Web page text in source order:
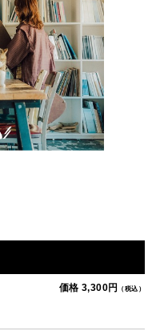
スポーツ・格闘技
特集
価格 3,300円 （税込）